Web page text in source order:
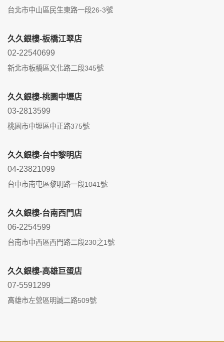
台北市中山區民生東路一段26-3號
久久銀樓-板橋江翠店
02-22540699
新北市板橋區文化路二段345號
久久銀樓-桃園中壢店
03-2813599
桃園市中壢區中正路375號
久久銀樓-台中黎明店
04-23821099
台中市南屯區黎明路一段1041號
久久銀樓-台南西門店
06-2254599
台南市中西區西門路二段230之1號
久久銀樓-高雄巨蛋店
07-5591299
高雄市左營區明誠二路509號